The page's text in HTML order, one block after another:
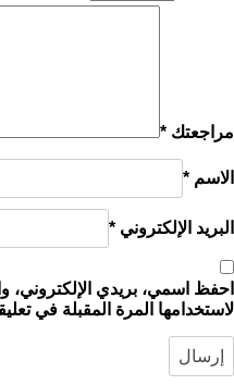
مراجعتك *
الاسم *
البريد الإلكتروني *
احفظ اسمي، بريدي الإلكتروني،
لاستخدامها المرة المقبلة في